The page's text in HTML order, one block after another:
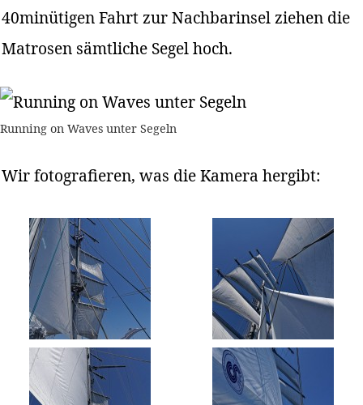
40minütigen Fahrt zur Nachbarinsel ziehen die
Matrosen sämtliche Segel hoch.
Running on Waves unter Segeln
Wir fotografieren, was die Kamera hergibt: